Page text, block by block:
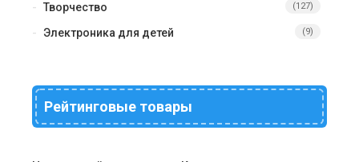
Творчество (127)
Электроника для детей (9)
Рейтинговые товары